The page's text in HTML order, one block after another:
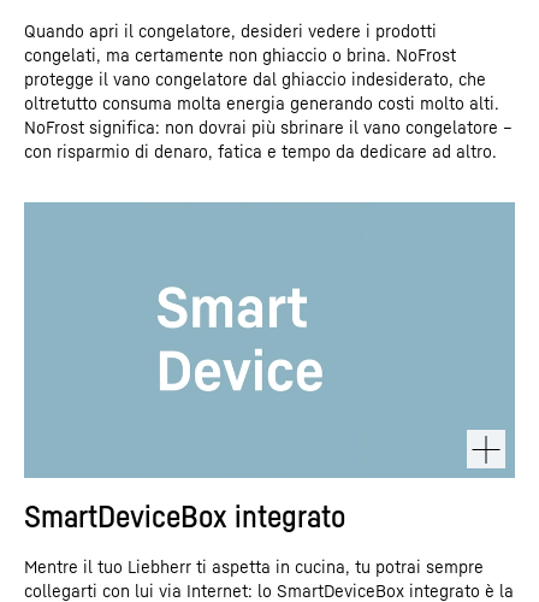
Quando apri il congelatore, desideri vedere i prodotti
congelati, ma certamente non ghiaccio o brina. NoFrost
protegge il vano congelatore dal ghiaccio indesiderato, che
oltretutto consuma molta energia generando costi molto alti.
NoFrost significa: non dovrai più sbrinare il vano congelatore –
con risparmio di denaro, fatica e tempo da dedicare ad altro.
SmartDeviceBox integrato
Mentre il tuo Liebherr ti aspetta in cucina, tu potrai sempre
collegarti con lui via Internet: lo SmartDeviceBox integrato è la